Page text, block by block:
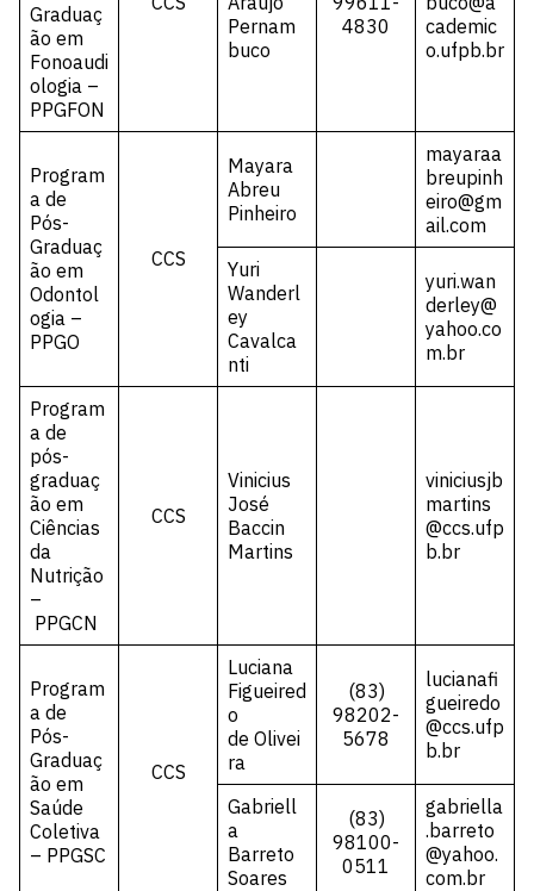
Graduaç
ão em
Fonoaudi
ologia –
PPGFON
Pernam
buco
4830
cademic
o.ufpb.br
Program
a de
Pós-
Graduaç
ão em
Odontol
ogia –
PPGO
CCS
Mayara
Abreu
Pinheiro
mayaraa
breupinh
eiro@gm
ail.com
Yuri
Wanderl
ey
Cavalca
nti
yuri.wan
derley@
yahoo.co
m.br
Program
a de
pós-
graduaç
ão em
Ciências
da
Nutrição
–
PPGCN
CCS
Vinicius
José
Baccin
Martins
viniciusjb
martins
@ccs.ufp
b.br
Program
a de
Pós-
Graduaç
ão em
Saúde
Coletiva
– PPGSC
CCS
Luciana
Figueired
o
de Olivei
ra
(83)
98202-
5678
lucianafi
gueiredo
@ccs.ufp
b.br
Gabriell
a
Barreto
Soares
(83)
98100-
0511
gabriella
.barreto
@yahoo.
com.br